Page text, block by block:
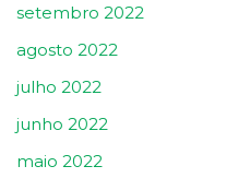
setembro 2022
agosto 2022
julho 2022
junho 2022
maio 2022